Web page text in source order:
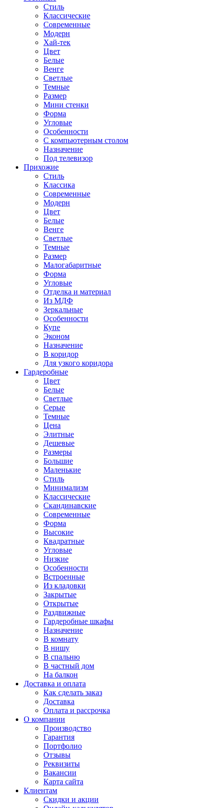
Стиль
Классические
Современные
Модерн
Хай-тек
Цвет
Белые
Венге
Светлые
Темные
Размер
Мини стенки
Форма
Угловые
Особенности
С компьютерным столом
Назначение
Под телевизор
Прихожие
Стиль
Классика
Современные
Модерн
Цвет
Белые
Венге
Светлые
Темные
Размер
Малогабаритные
Форма
Угловые
Отделка и материал
Из МДФ
Зеркальные
Особенности
Купе
Эконом
Назначение
В коридор
Для узкого коридора
Гардеробные
Цвет
Белые
Светлые
Серые
Темные
Цена
Элитные
Дешевые
Размеры
Большие
Маленькие
Стиль
Минимализм
Классические
Скандинавские
Современные
Форма
Высокие
Квадратные
Угловые
Низкие
Особенности
Встроенные
Из кладовки
Закрытые
Открытые
Раздвижные
Гардеробные шкафы
Назначение
В комнату
В нишу
В спальню
В частный дом
На балкон
Доставка и оплата
Как сделать заказ
Доставка
Оплата и рассрочка
О компании
Производство
Гарантия
Портфолио
Отзывы
Реквизиты
Вакансии
Карта сайта
Клиентам
Скидки и акции